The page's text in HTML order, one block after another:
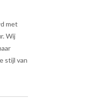
met
Wij
stijl van